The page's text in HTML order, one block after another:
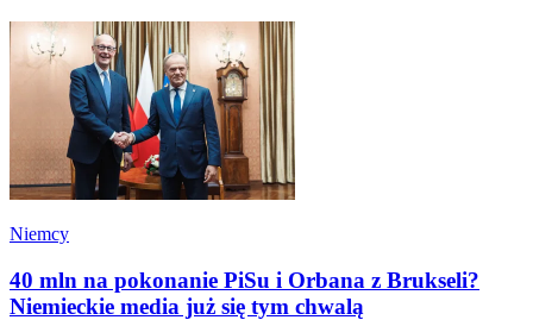
Niemcy
40 mln na pokonanie PiSu i Orbana z Brukseli?
Niemieckie media już się tym chwalą